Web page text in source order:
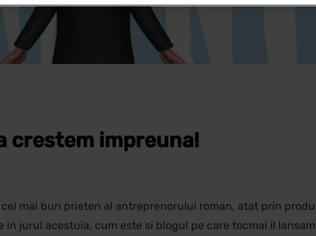
crestem impreuna!
mai bun prieten al antreprenorului roman, atat prin
jurul acestuia, cum este si blogul pe care tocmai il